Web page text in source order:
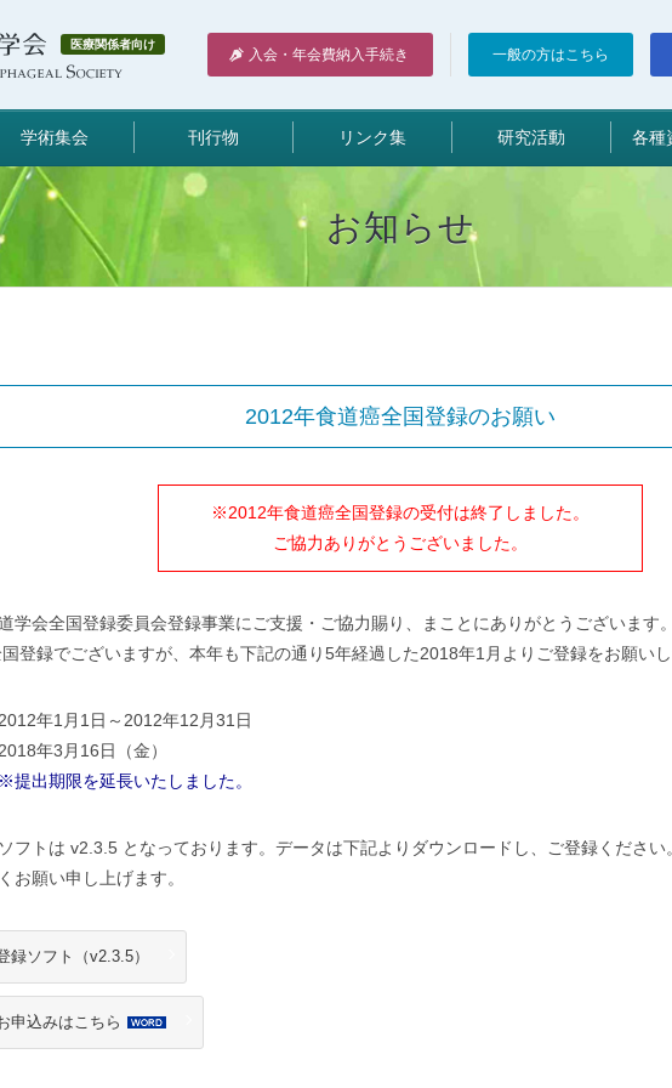
医療関係者向け
入会・年会費納入手続き 一般の方はこちら
学術集会 刊行物 リンク集 研究活動 各種
お知らせ
2012年食道癌全国登録のお願い
※2012年食道癌全国登録の受付は終了しました。
ご協力ありがとうございました。
学会全国登録委員会登録事業にご支援・ご協力賜り、まことにありがとうございます。
登録でございますが、本年も下記の通り5年経過した2018年1月よりご登録をお願いし
年1月1日～2012年12月31日
年3月16日（金）
※提出期限を延長いたしました。
フトは v2.3.5 となっております。データは下記よりダウンロードし、ご登録ください。
お願い申し上げます。
録ソフト（v2.3.5）
申込みはこちら